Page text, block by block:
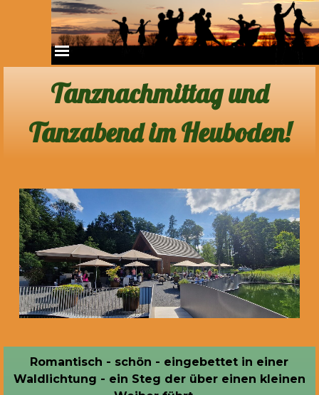
Direkt zum Seiteninhalt
Menü überspringen
Tanznachmittag und
Tanzabend im Heuboden!
Romantisch - schön - eingebettet in einer
Waldlichtung - ein Steg der über einen kleinen